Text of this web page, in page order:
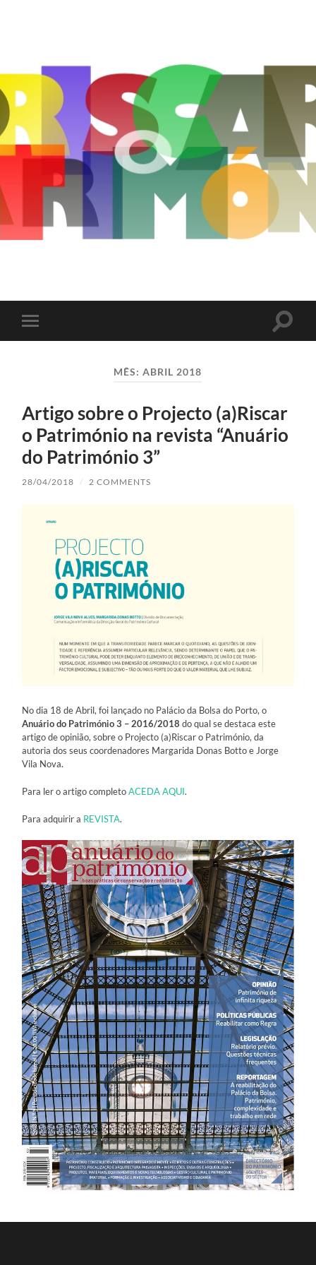
Toggle
mobile
Toggle
MÊS:ABRIL 2018
Artigo sobre o Projecto (a)Riscar
o Património na revista “Anuário
do Património 3”
28/04/2018 / 2 COMMENTS
No dia 18 de Abril, foi lançado no Palácio da Bolsa do Porto, o
Anuário do Património 3 – 2016/2018 do qual se destaca este
artigo de opinião, sobre o Projecto (a)Riscar o Património, da
autoria dos seus coordenadores Margarida Donas Botto e Jorge
Vila Nova.
Para ler o artigo completoACEDA AQUI.
Para adquirir a REVISTA.